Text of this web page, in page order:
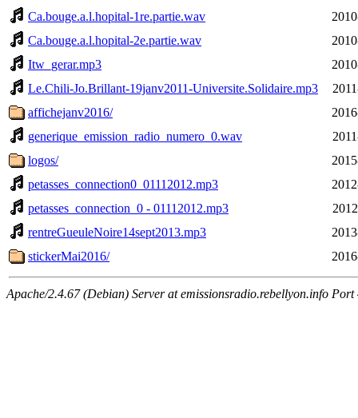
Ca.bouge.a.l.hopital-1re.partie.wav
Ca.bouge.a.l.hopital-2e.partie.wav
Itw_gerar.mp3
Le.Chili-Jo.Brillant-19janv2011-Universite.Solidaire.mp3
affichejanv2016/
generique_emission_radio_numero_0.wav
logos/
petasses_connection0_01112012.mp3
petasses_connection_0 - 01112012.mp3
rentreGueuleNoire14sept2013.mp3
stickerMai2016/
Apache/2.4.67 (Debian) Server at emissionsradio.rebellyon.info Port